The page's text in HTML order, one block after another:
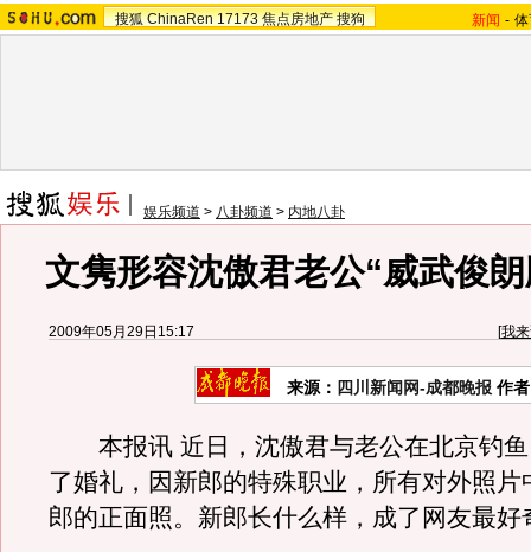
搜狐 ChinaRen 17173 焦点房地产 搜狗 新闻 -
娱乐频道 > 八卦频道 > 内地八卦
文隽形容沈傲君老公“威武俊
2009年05月29日15:17 [我
来源： 四川新闻网-成都晚报 作
本报讯 近日，沈傲君与老公在北京钓鱼
了婚礼，因新郎的特殊职业，所有对外照片
郎的正面照。新郎长什么样，成了网友最好